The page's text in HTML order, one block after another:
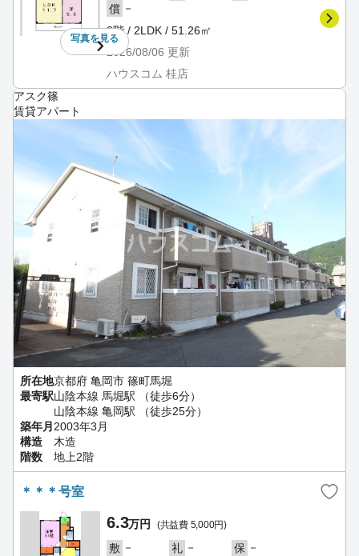
写真を見る
償 －
2階 / 2LDK / 51.26㎡
2026/08/06 更新
ハウスコム 桂店
アスク篠
賃貸アパート
所在地京都府 亀岡市 篠町馬堀
最寄駅山陰本線 馬堀駅 （徒歩6分）
山陰本線 亀岡駅 （徒歩25分）
築年月 2003年3月
構造
木造
階数
地上2階
＊＊＊号室
6.3万円 (共益費 5,000円)
敷 － 礼 － 保 －